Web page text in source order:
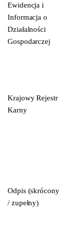
Ewidencja i
Informacja o
Działalności
Gospodarczej
Krajowy Rejestr
Karny
Odpis (skrócony
/ zupełny)